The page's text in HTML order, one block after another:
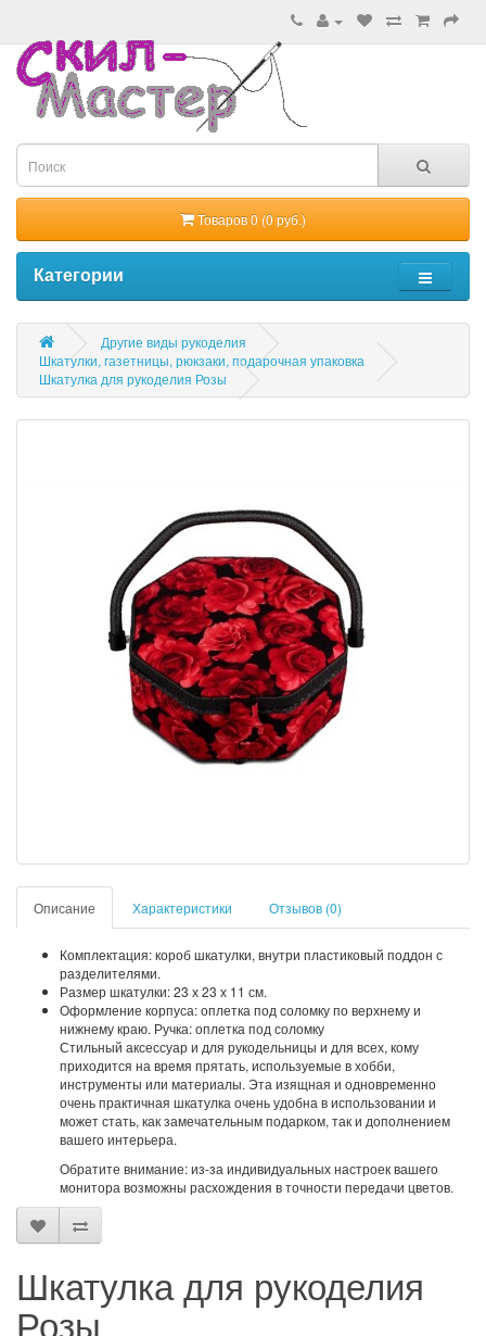
Товаров 0 (0 руб.)
Категории
Другие виды рукоделия
Шкатулки, газетницы, рюкзаки, подарочная упаковка
Шкатулка для рукоделия Розы
Описание Характеристики Отзывов (0)
Комплектация: короб шкатулки, внутри пластиковый поддон с
разделителями.
Размер шкатулки: 23 х 23 х 11 см.
Оформление корпуса: оплетка под соломку по верхнему и
нижнему краю. Ручка: оплетка под соломку
Стильный аксессуар и для рукодельницы и для всех, кому
приходится на время прятать, используемые в хобби,
инструменты или материалы. Эта изящная и одновременно
очень практичная шкатулка очень удобна в использовании и
может стать, как замечательным подарком, так и дополнением
вашего интерьера.
Обратите внимание: из-за индивидуальных настроек вашего
монитора возможны расхождения в точности передачи цветов.
Шкатулка для рукоделия
Розы